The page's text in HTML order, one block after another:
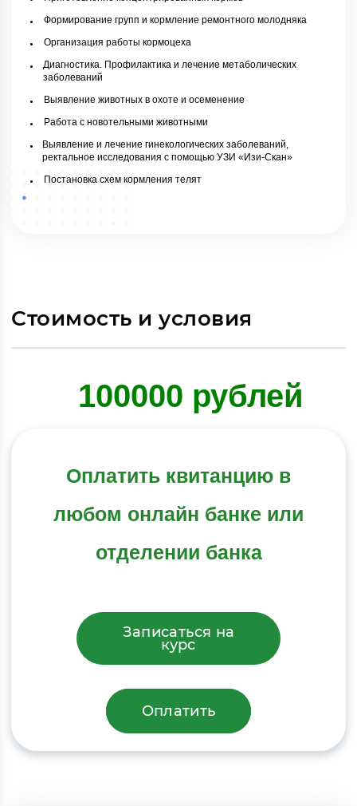
Формирование групп и кормление ремонтного молодняка
Организация работы кормоцеха
Диагностика. Профилактика и лечение метаболических
заболеваний
Выявление животных в охоте и осеменение
Работа с новотельными животными
Выявление и лечение гинекологических заболеваний,
ректальное исследования с помощью УЗИ «Изи-Скан»
Постановка схем кормления телят
Стоимость и условия
100000 рублей
Оплатить квитанцию в
любом онлайн банке или
отделении банка
Записаться на
курс
Оплатить